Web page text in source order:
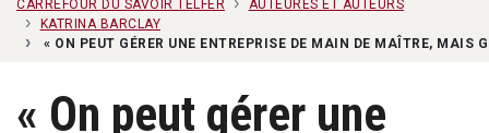
CARREFOUR DU SAVOIR TELFER
AUTEURES ET AUTEURS
KATRINA BARCLAY
« ON PEUT GÉRER UNE ENTREPRISE DE MAIN DE MAÎTRE, MAIS
« On peut gérer une